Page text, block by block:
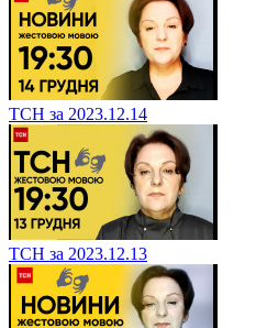
ТСН за 2023.12.14
ТСН за 2023.12.13